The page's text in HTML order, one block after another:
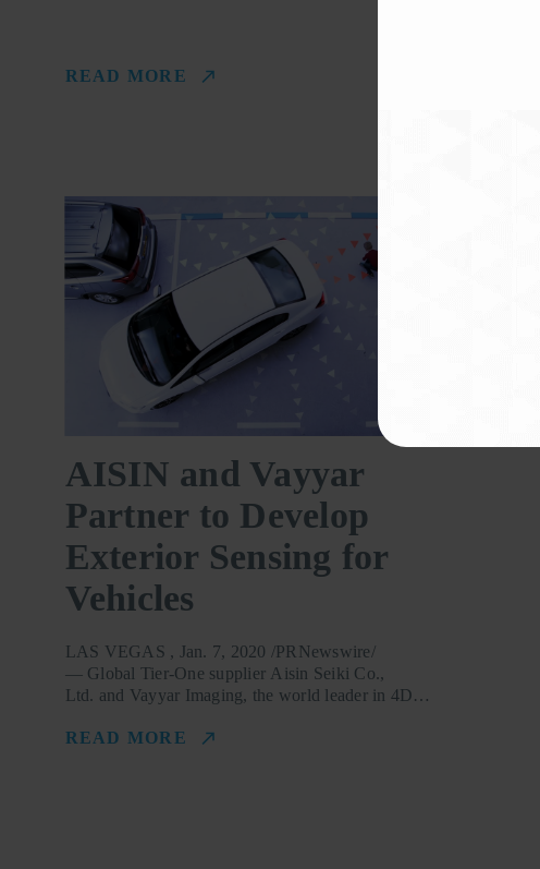
READ MORE
AISIN and Vayyar
Partner to Develop
Exterior Sensing for
Vehicles
LAS VEGAS , Jan. 7, 2020 /PRNewswire/
— Global Tier-One supplier Aisin Seiki Co.,
Ltd. and Vayyar Imaging, the world leader in 4D…
READ MORE